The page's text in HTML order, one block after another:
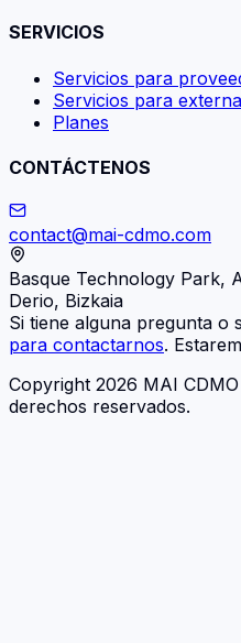
SERVICIOS
Servicios para
Servicios para
Planes
CONTÁCTENOS
contact@mai-cdmo.com
Basque Technology Park,
Derio, Bizkaia
Si tiene alguna pregunta o
para contactarnos.
Copyright 2026 MAI
derechos reservados.